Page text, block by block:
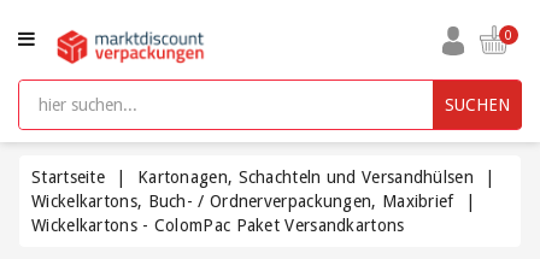
Aufbewahrungsboxen
kunststoff
mit
Deckel
Beutel
0
SUCHEN
Startseite
Kartonagen, Schachteln und Versandhülsen
Wickelkartons, Buch- / Ordnerverpackungen, Maxibrief
Wickelkartons - ColomPac Paket Versandkartons